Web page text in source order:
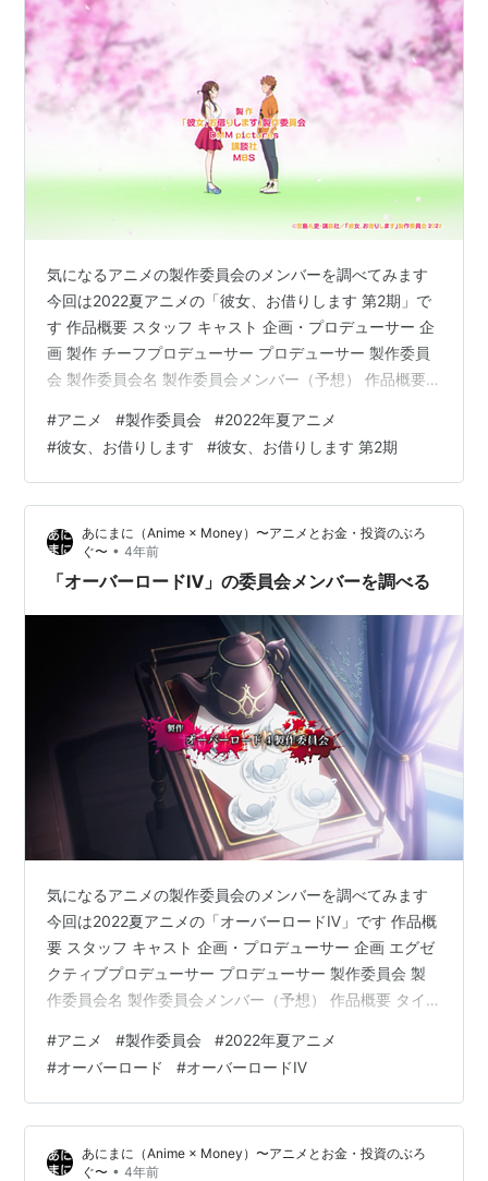
気になるアニメの製作委員会のメンバーを調べてみます
今回は2022夏アニメの「彼女、お借りします 第2期」で
す 作品概要 スタッフ キャスト 企画・プロデューサー 企
画 製作 チーフプロデューサー プロデューサー 製作委員
会 製作委員会名 製作委員会メンバー（予想） 作品概要
7月放送開始 www.aobayuki.com スタッフ 原作：宮島礼
吏 監督：古賀一臣 シリーズ構成：広田光毅 キャラクタ
ーデザイン：平山寛菜 アニメーション制作：トムス・エ
ンタテインメント キャスト 水原千鶴：CV. 雨宮天 七海麻
美：CV. 悠木碧 更科瑠夏…
#アニメ #製作委員会 #2022年夏アニメ
#彼女、お借りします #彼女、お借りします 第2期
あにまに（Anime × Money）〜アニメとお金・投資のぶろ
ぐ〜 • 4年前
「オーバーロードⅣ」の委員会メンバーを調べる
気になるアニメの製作委員会のメンバーを調べてみます
今回は2022夏アニメの「オーバーロードⅣ」です 作品概
要 スタッフ キャスト 企画・プロデューサー 企画 エグゼ
クティブプロデューサー プロデューサー 製作委員会 製
作委員会名 製作委員会メンバー（予想） 作品概要 タイ
放送開始 スタッフ 原作：丸山くがね キャラクター原
案：so-bin 監督：伊藤尚往 シリーズ構成：菅原雪絵 キャ
ラクターデザイン：田﨑聡 アニメーション制作：マッド
ハウス キャスト アインズ：CV. 日野聡 アルベド：CV. 原
由実 シャルティア：CV. 上坂すみれ…
#アニメ #製作委員会 #2022年夏アニメ
#オーバーロード #オーバーロードⅣ
あにまに（Anime × Money）〜アニメとお金・投資のぶろ
ぐ〜 • 4年前